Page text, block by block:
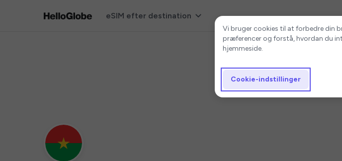
eSIM efter destination
Cookie-indstillinger
Vi bruger cookies til at forbedre din
præferencer og forstå, hvordan du
hjemmeside.
Cookie-indstillinger